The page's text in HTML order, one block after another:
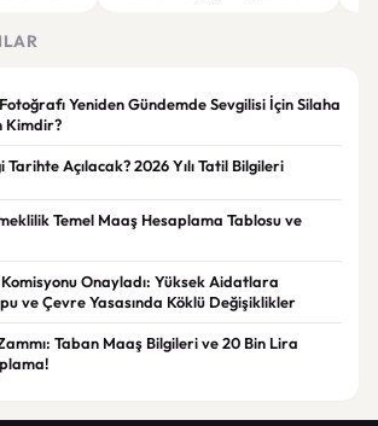
Yeniden Gündemde Sevgilisi İçin Silaha
Kimdir?
Açılacak? 2026 Yılı Tatil Bilgileri
Temel Maaş Hesaplama Tablosu ve
Onayladı: Yüksek Aidatlara
ve Çevre Yasasında Köklü Değişiklikler
Taban Maaş Bilgileri ve 20 Bin Lira